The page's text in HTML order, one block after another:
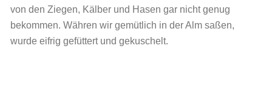
von den Ziegen, Kälber und Hasen gar nicht genug
bekommen. Währen wir gemütlich in der Alm saßen,
wurde eifrig gefüttert und gekuschelt.